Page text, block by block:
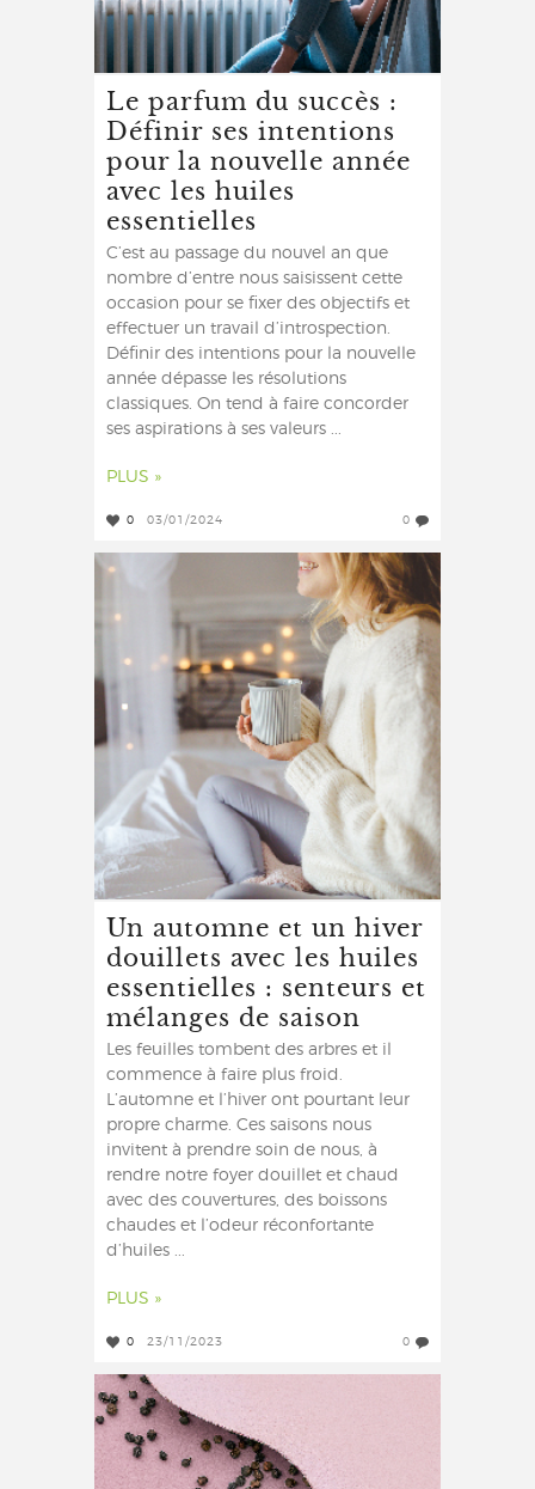
Le parfum du succès :
Définir ses intentions
pour la nouvelle année
avec les huiles
essentielles
C’est au passage du nouvel an que
nombre d’entre nous saisissent cette
occasion pour se fixer des objectifs et
effectuer un travail d’introspection.
Définir des intentions pour la nouvelle
année dépasse les résolutions
classiques. On tend à faire concorder
ses aspirations à ses valeurs ...
PLUS »
0 03/01/2024 0
Un automne et un hiver
douillets avec les huiles
essentielles : senteurs et
mélanges de saison
Les feuilles tombent des arbres et il
commence à faire plus froid.
L’automne et l’hiver ont pourtant leur
propre charme. Ces saisons nous
invitent à prendre soin de nous, à
rendre notre foyer douillet et chaud
avec des couvertures, des boissons
chaudes et l’odeur réconfortante
d’huiles ...
PLUS »
0 23/11/2023 0